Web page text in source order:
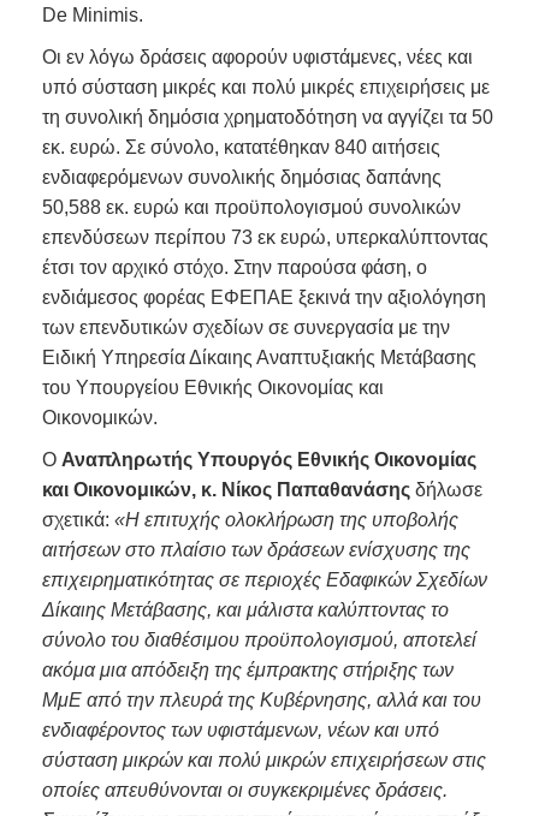
De Minimis.
Οι εν λόγω δράσεις αφορούν υφιστάμενες, νέες και
υπό σύσταση μικρές και πολύ μικρές επιχειρήσεις με
τη συνολική δημόσια χρηματοδότηση να αγγίζει τα 50
εκ. ευρώ. Σε σύνολο, κατατέθηκαν 840 αιτήσεις
ενδιαφερόμενων συνολικής δημόσιας δαπάνης
50,588 εκ. ευρώ και προϋπολογισμού συνολικών
επενδύσεων περίπου 73 εκ ευρώ, υπερκαλύπτοντας
έτσι τον αρχικό στόχο. Στην παρούσα φάση, ο
ενδιάμεσος φορέας ΕΦΕΠΑΕ ξεκινά την αξιολόγηση
των επενδυτικών σχεδίων σε συνεργασία με την
Ειδική Υπηρεσία Δίκαιης Αναπτυξιακής Μετάβασης
του Υπουργείου Εθνικής Οικονομίας και
Οικονομικών.
Ο Αναπληρωτής Υπουργός Εθνικής Οικονομίας
και Οικονομικών, κ. Νίκος Παπαθανάσης δήλωσε
σχετικά: «Η επιτυχής ολοκλήρωση της υποβολής
αιτήσεων στο πλαίσιο των δράσεων ενίσχυσης της
επιχειρηματικότητας σε περιοχές Εδαφικών Σχεδίων
Δίκαιης Μετάβασης, και μάλιστα καλύπτοντας το
σύνολο του διαθέσιμου προϋπολογισμού, αποτελεί
ακόμα μια απόδειξη της έμπρακτης στήριξης των
ΜμΕ από την πλευρά της Κυβέρνησης, αλλά και του
ενδιαφέροντος των υφιστάμενων, νέων και υπό
σύσταση μικρών και πολύ μικρών επιχειρήσεων στις
οποίες απευθύνονται οι συγκεκριμένες δράσεις.